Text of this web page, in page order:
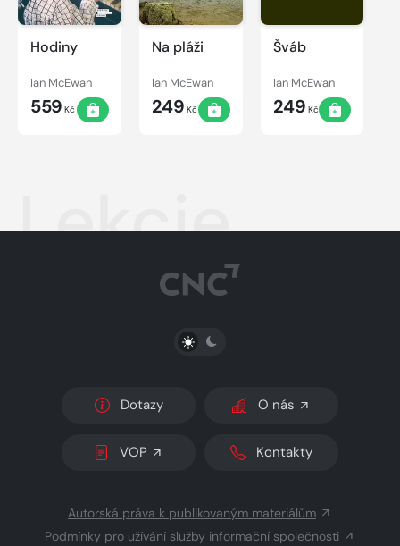
Hodiny
Ian McEwan
559 Kč
Na pláži
Ian McEwan
249 Kč
Šváb
Ian McEwan
249 Kč
Lekcie
PŘEPNOUT SVĚTLÝ/TMAVÝ REŽIM
Dotazy O nás
VOP Kontakty
Autorská práva k publikovaným materiálům
Podmínky pro užívání služby informační společnosti